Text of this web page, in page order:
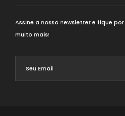
Assine a nossa newsletter e fique
muito mais!